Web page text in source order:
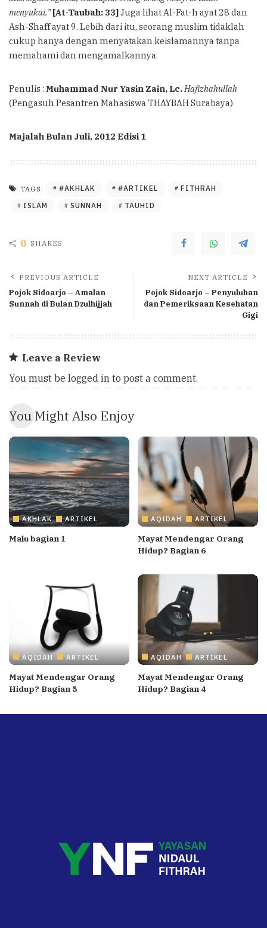
menyukai.” [At-Taubah: 33]Juga lihat Al-Fat-h ayat 28 dan
Ash-Shaff ayat 9. Lebih dari itu, seorang muslim tidaklah
cukup hanya dengan menyatakan keislamannya tanpa
memahami dan mengamalkannya.
Penulis : Muhammad Nur Yasin Zain, Lc. Hafizhahullah
(Pengasuh Pesantren Mahasiswa THAYBAH Surabaya)
Majalah Bulan Juli, 2012 Edisi 1
TAGS: #AKHLAK #ARTIKEL
FITHRAH
ISLAM
SUNNAH TAUHID
0 SHARES
PREVIOUS ARTICLE
Pojok Sidoarjo – Amalan
Sunnah di Bulan Dzulhijjah
NEXT ARTICLE
Pojok Sidoarjo – Penyuluhan
dan Pemeriksaan Kesehatan
Gigi
Leave a Review
You must be logged in to post a comment.
You Might Also Enjoy
AKHLAK ARTIKEL
Malu bagian 1
AQIDAH ARTIKEL
Mayat Mendengar Orang
Hidup? Bagian 6
AQIDAH ARTIKEL
Mayat Mendengar Orang
Hidup? Bagian 5
AQIDAH ARTIKEL
Mayat Mendengar Orang
Hidup? Bagian 4